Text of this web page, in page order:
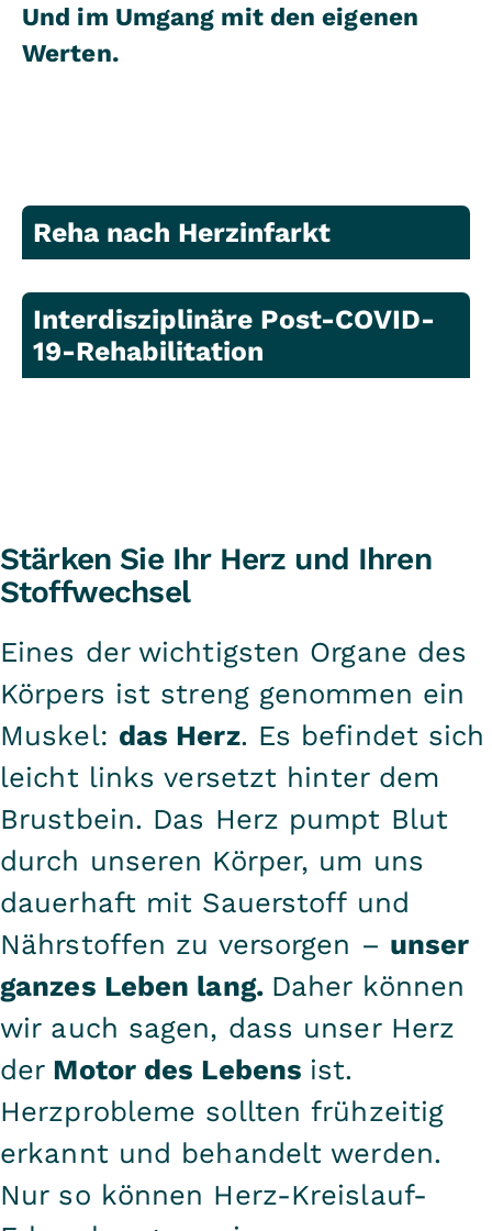
Und im Umgang mit den eigenen
Werten.
Reha nach Herzinfarkt
Interdisziplinäre Post-COVID-
19-Rehabilitation
Stärken Sie Ihr Herz und Ihren
Stoffwechsel
Eines der wichtigsten Organe des
Körpers ist streng genommen ein
Muskel: das Herz. Es befindet sich
leicht links versetzt hinter dem
Brustbein. Das Herz pumpt Blut
durch unseren Körper, um uns
dauerhaft mit Sauerstoff und
Nährstoffen zu versorgen – unser
ganzes Leben lang. Daher können
wir auch sagen, dass unser Herz
der Motor des Lebens ist.
Herzprobleme sollten frühzeitig
erkannt und behandelt werden.
Nur so können Herz-Kreislauf-